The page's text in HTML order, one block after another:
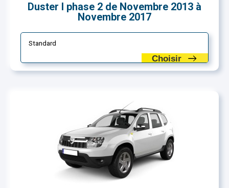
Duster I phase 2 de Novembre 2013 à
Novembre 2017
Standard
Choisir